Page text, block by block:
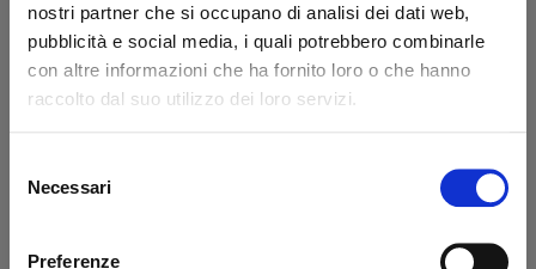
nostri partner che si occupano di analisi dei dati web,
pubblicità e social media, i quali potrebbero combinarle
con altre informazioni che ha fornito loro o che hanno
raccolto dal suo utilizzo dei loro servizi.
delNecessari
Preferenze
What they say about us